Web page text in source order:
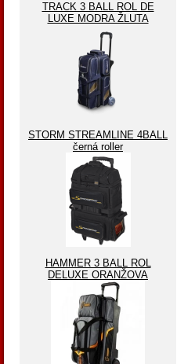
TRACK 3 BALL ROL DE
LUXE MODRA ŽLUTA
STORM STREAMLINE 4BALL
černá roller
HAMMER 3 BALL ROL
DELUXE ORANŽOVA